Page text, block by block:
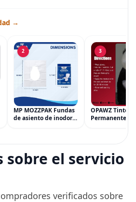
→
2
MP MOZZPAK Fundas
de asiento de inodoro
para entrenamiento
3
OPAWZ Tinte
Permanente
Tinte para
Peluquería
una Década,
sobre el servicio
verificados sobre